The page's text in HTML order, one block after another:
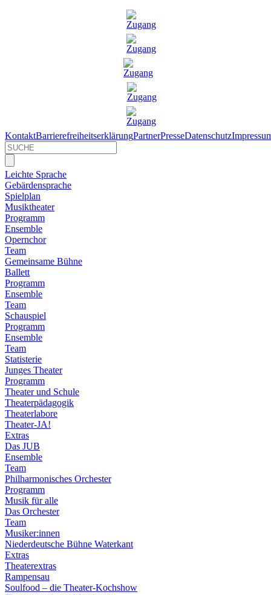
KontaktBarrierefreiheitserklärungPartnerPresseDatenschutz
Leichte Sprache
Gebärdensprache
Spielplan
Musiktheater
Programm
Ensemble
Opernchor
Team
Gemeinsame Bühne
Ballett
Programm
Ensemble
Team
Schauspiel
Programm
Ensemble
Team
Statisterie
Junges Theater
Programm
Theater und Schule
Theaterpädagogik
Theaterlabore
Theater-JA!
Extras
Das JUB
Ensemble
Team
Philharmonisches Orchester
Programm
Musik für alle
Das Orchester
Team
Musiker:innen
Niederdeutsche Bühne Waterkant
Extras
Theaterextras
Rampensau
Soulfood – die Theater-Kochshow